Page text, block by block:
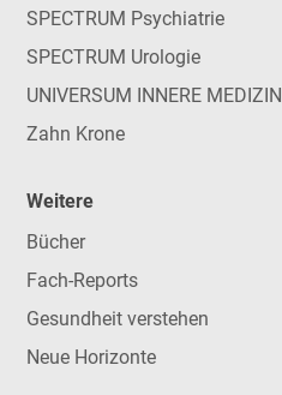
SPECTRUM Psychiatrie
SPECTRUM Urologie
UNIVERSUM INNERE MEDIZIN
Zahn Krone
Weitere
Bücher
Fach-Reports
Gesundheit verstehen
Neue Horizonte